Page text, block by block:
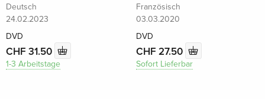
Deutsch
24.02.2023
DVD
CHF 31.50
1-3 Arbeitstage
Französisch
03.03.2020
DVD
CHF 27.50
Sofort Lieferbar